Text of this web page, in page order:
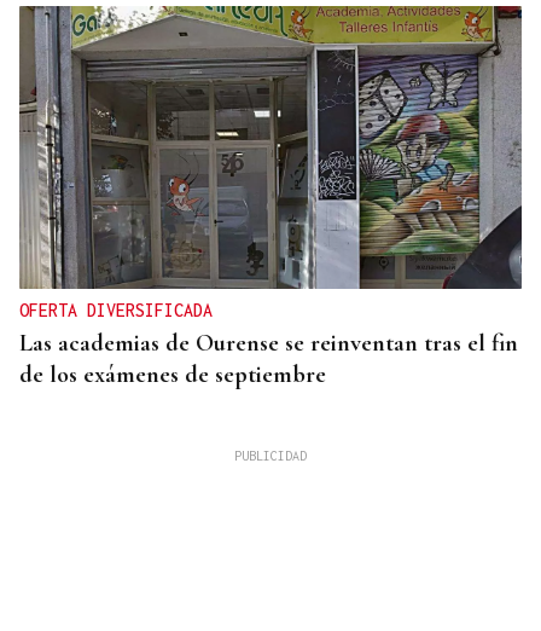
OFERTA DIVERSIFICADA
Las academias de Ourense se reinventan tras el fin
de los exámenes de septiembre